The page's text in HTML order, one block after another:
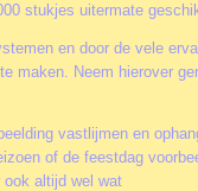
stukjes uitermate
en door de vele
maken. Neem hierover
vastlijmen en
of de feestdag
ook altijd wel wat